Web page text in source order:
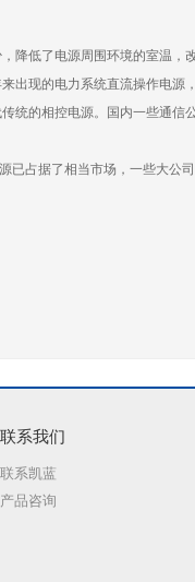
降低了电源周围环境的室温，
出现的电力系统直流操作电源
统的相控电源。国内一些通信
已占据了相当市场，一些大公
联系我们
联系凯蓝
产品咨询